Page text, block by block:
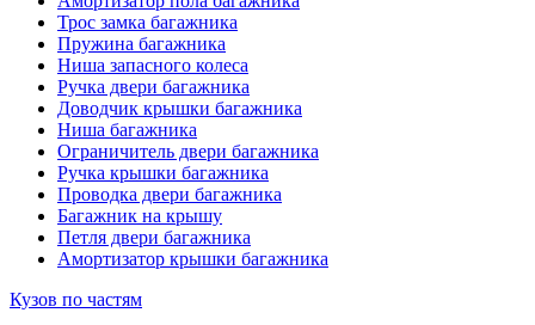
Трос замка багажника
Пружина багажника
Ниша запасного колеса
Ручка двери багажника
Доводчик крышки багажника
Ниша багажника
Ограничитель двери багажника
Ручка крышки багажника
Проводка двери багажника
Багажник на крышу
Петля двери багажника
Амортизатор крышки багажника
Кузов по частям